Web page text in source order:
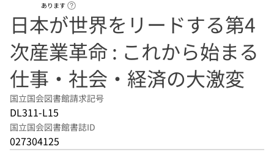
あります
日本が世界をリードする第4
次産業革命 : これから始まる
仕事・社会・経済の大激変
国立国会図書館請求記号
DL311-L15
国立国会図書館書誌ID
027304125